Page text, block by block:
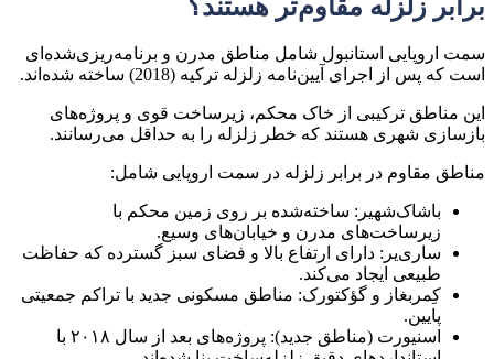
برابر زلزله مقاوم‌تر هستند؟
سمت اروپایی استانبول شامل مناطق مدرن و برنامه‌ریزی‌شده‌ای
است که پس از اجرای آیین‌نامه زلزله ترکیه (2018) ساخته شده‌اند.
این مناطق ترکیبی از خاک محکم، زیرساخت قوی و پروژه‌های
بازسازی شهری هستند که خطر زلزله را به حداقل می‌رسانند.
مناطق مقاوم در برابر زلزله در سمت اروپایی شامل:
باشاک‌شهیر: ساخته‌شده بر روی زمین محکم با
زیرساخت‌های مدرن و خیابان‌های وسیع.
ساری‌یر: دارای ارتفاع بالا و فضای سبز گسترده که حفاظت
طبیعی ایجاد می‌کند.
کِمربغاز و گؤکتورک: مناطق مسکونی جدید با تراکم جمعیتی
پایین.
اسنیورت (مناطق جدید):
پروژه‌های بعد از سال ۲۰۱۸ با